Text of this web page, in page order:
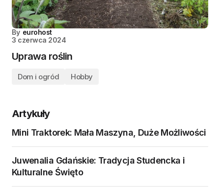
By eurohost
3 czerwca 2024
Uprawa roślin
Dom i ogród Hobby
Artykuły
Mini Traktorek: Mała Maszyna, Duże Możliwości
Juwenalia Gdańskie: Tradycja Studencka i
Kulturalne Święto